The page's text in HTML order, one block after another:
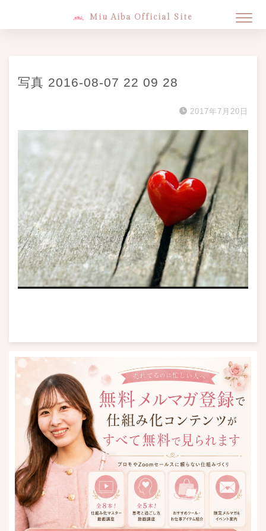
Miu Aiba Official Site
写真 2016-08-07 22 09 28
2017年7月20日